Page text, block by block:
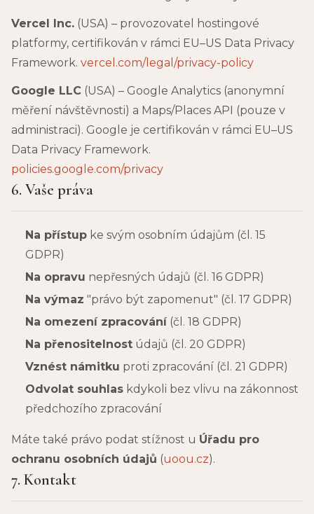
Vercel Inc. (USA) – provozovatel hostingové
platformy, certifikován v rámci EU–US Data Privacy
Framework. vercel.com/legal/privacy-policy
Google LLC (USA) – Google Analytics (anonymní
měření návštěvnosti) a Maps/Places API (pouze v
administraci). Google je certifikován v rámci EU–US
Data Privacy Framework.
policies.google.com/privacy
6. Vaše práva
Na přístup ke svým osobním údajům (čl. 15
GDPR)
Na opravu nepřesných údajů (čl. 16 GDPR)
Na výmaz "právo být zapomenut" (čl. 17 GDPR)
Na omezení zpracování (čl. 18 GDPR)
Na přenositelnost údajů (čl. 20 GDPR)
Vznést námitku proti zpracování (čl. 21 GDPR)
Odvolat souhlas kdykoli bez vlivu na zákonnost
předchozího zpracování
Máte také právo podat stížnost u Úřadu pro
ochranu osobních údajů (uoou.cz).
7. Kontakt